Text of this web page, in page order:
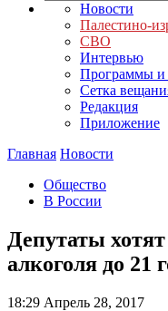
Новости
Палестино-
СВО
Интервью
Программы и
Сетка
Редакция
Приложение
Главная Новости
Общество
В России
Депутаты
алкоголя до 21
18:29 Апрель 28, 2017